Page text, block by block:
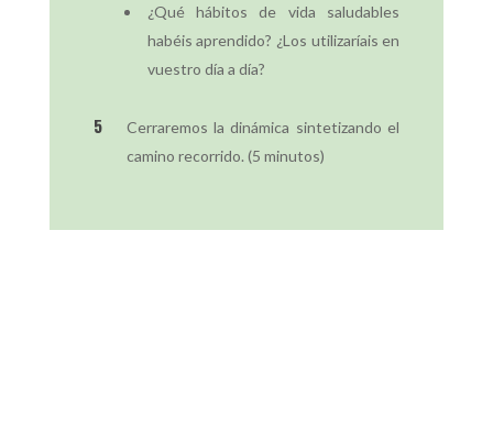
¿Qué hábitos de vida saludables
habéis aprendido? ¿Los utilizaríais en
vuestro día a día?
Cerraremos la dinámica sintetizando el
camino recorrido. (5 minutos)